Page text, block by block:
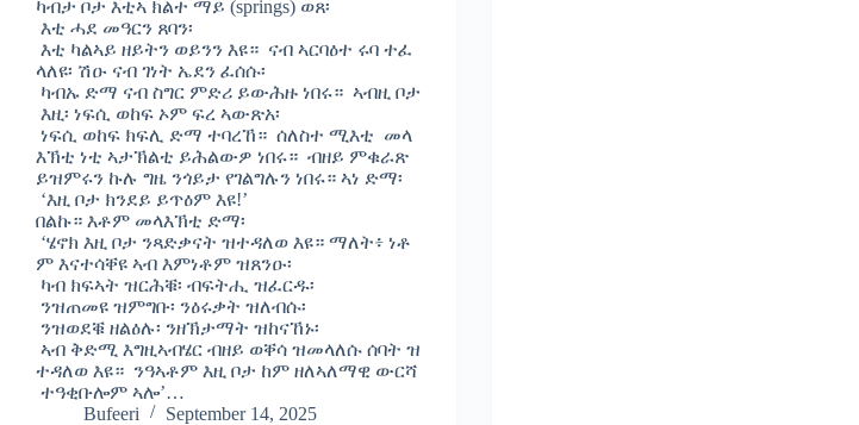
ካብታ ቦታ እቲኣ ክልተ ማይ (springs) ወጸ፡
እቲ ሓደ መዓርን ጸባን፡
እቲ ካልኣይ ዘይትን ወይንን እዩ። ናብ ኣርባዕተ ሩባ ተፈ
ላለዩ፡ ሽዑ ናብ ገነት ኤደን ፈሰሱ፡
ካብኡ ድማ ናብ ስግር ምድሪ ይውሕዙ ነበሩ። ኣብዚ ቦታ
እዚ፡ ነፍሲ ወከፍ ኦም ፍረ ኣውጽአ፡
ነፍሲ ወከፍ ክፍሊ ድማ ተባረኸ። ሰለስተ ሚእቲ መላ
እኽቲ ነቲ ኣታኽልቲ ይሕልውዎ ነበሩ። ብዘይ ምቁራጽ
ይዝምሩን ኩሉ ግዜ ንጎይታ የገልግሉን ነበሩ። ኣነ ድማ፡
‘እዚ ቦታ ክንደይ ይጥዕም እዩ!’
በልኩ። እቶም መላእኽቲ ድማ፡
‘ሄኖክ እዚ ቦታ ንጻድቃናት ዝተዳለወ እዩ። ማለት፥ ነቶ
ም እናተሳቐዩ ኣብ እምነቶም ዝጸንዑ፡
ካብ ክፍኣት ዝርሕቑ፡ ብፍትሒ ዝፈርዱ፡
ንዝጠመዩ ዝምግቡ፡ ንዕሩቃት ዝለብሱ፡
ንዝወደቑ ዘልዕሉ፡ ንዘኽታማት ዝከናኸኑ፡
ኣብ ቅድሚ እግዚኣብሄር ብዘይ ወቐሳ ዝመላለሱ ሰባት ዝ
ተዳለወ እዩ። ንዓኣቶም እዚ ቦታ ከም ዘለኣለማዊ ውርሻ
ተዓቂቡሎም ኣሎ’…
Bufeeri
September 14, 2025